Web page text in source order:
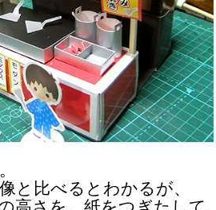
と比べるとわかるが、